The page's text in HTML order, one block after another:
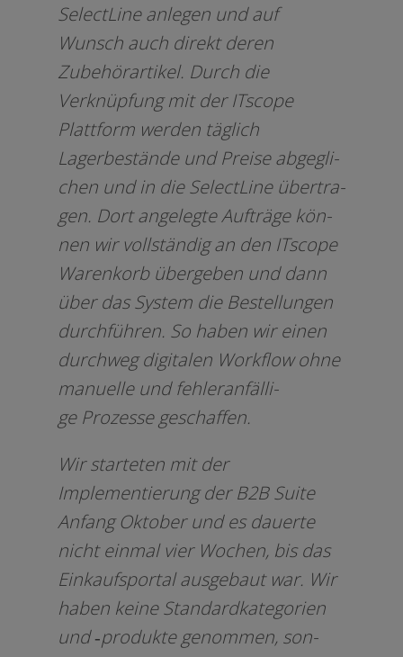
SelectLine anle­gen und auf
Wunsch auch direkt deren
Zubehörartikel. Durch die
Verknüpfung mit der ITscope
Plattform wer­den täg­lich
Lagerbestände und Preise abge­gli­
chen und in die SelectLine über­tra­
gen. Dort ange­leg­te Aufträge kön­
nen wir voll­stän­dig an den ITscope
Warenkorb über­ge­ben und dann
über das System die Bestellungen
durch­füh­ren. So haben wir einen
durch­weg digi­ta­len Workflow ohne
manu­el­le und feh­ler­an­fäl­li­
ge Prozesse geschaffen.
Wir star­te­ten mit der
Implementierung der B2B Suite
Anfang Oktober und es dau­er­te
nicht ein­mal vier Wochen, bis das
Einkaufsportal aus­ge­baut war. Wir
haben kei­ne Standardkategorien
und ‑pro­duk­te genom­men, son­